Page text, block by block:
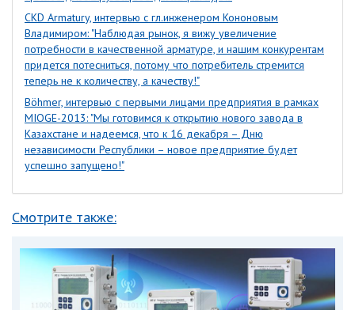
CKD Armatury, интервью с гл.инженером Кононовым
Владимиром: "Наблюдая рынок, я вижу увеличение
потребности в качественной арматуре, и нашим конкурентам
придется потесниться, потому что потребитель стремится
теперь не к количеству, а качеству!"
Böhmer, интервью с первыми лицами предприятия в рамках
MIOGE-2013: "Мы готовимся к открытию нового завода в
Казахстане и надеемся, что к 16 декабря – Дню
независимости Республики – новое предприятие будет
успешно запущено!"
Смотрите также: